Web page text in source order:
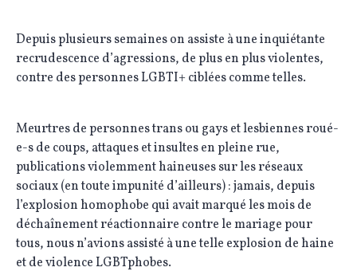
Depuis plusieurs semaines on assiste à une inquiétante
recrudescence d’agressions, de plus en plus violentes,
contre des personnes LGBTI+ ciblées comme telles.
Meurtres de personnes trans ou gays et lesbiennes roué-
e-s de coups, attaques et insultes en pleine rue,
publications violemment haineuses sur les réseaux
sociaux (en toute impunité d’ailleurs) : jamais, depuis
l’explosion homophobe qui avait marqué les mois de
déchaînement réactionnaire contre le mariage pour
tous, nous n’avions assisté à une telle explosion de haine
et de violence LGBTphobes.